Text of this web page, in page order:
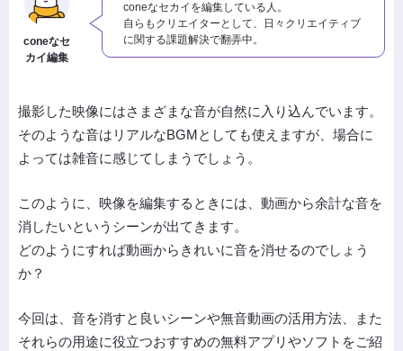
coneなセ
カイ編集
coneなセカイを編集している人。
自らもクリエイターとして、日々クリエイティブ
に関する課題解決で翻弄中。
撮影した映像にはさまざまな音が自然に入り込んでいます。
そのような音はリアルなBGMとしても使えますが、場合に
よっては雑音に感じてしまうでしょう。
このように、映像を編集するときには、動画から余計な音を
消したいというシーンが出てきます。
どのようにすれば動画からきれいに音を消せるのでしょう
か？
今回は、音を消すと良いシーンや無音動画の活用方法、また
それらの用途に役立つおすすめの無料アプリやソフトをご紹